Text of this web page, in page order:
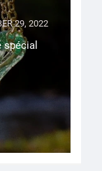
29, 2022